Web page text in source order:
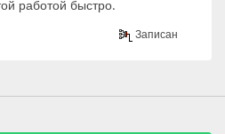
работой быстро.
Записан